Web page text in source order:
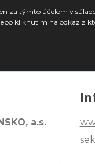
za týmto účelom v
kliknutím na odkaz z
a.s.